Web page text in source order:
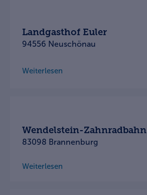
Landgasthof Euler
94556 Neuschönau
Weiterlesen
Wendelstein-Zahnradbahn
83098 Brannenburg
Weiterlesen